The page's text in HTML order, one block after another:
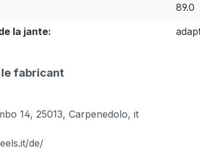
89.0
la jante:
fabricant
14, 25013, Carpenedolo, it
de/